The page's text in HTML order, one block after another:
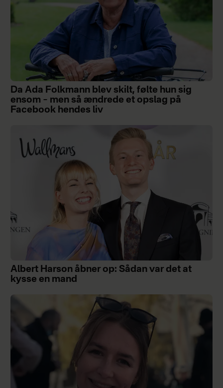
Da Ada Folkmann blev skilt, følte hun sig
ensom – men så ændrede et opslag på
Facebook hendes liv
Albert Harson åbner op: Sådan var det at
kysse en mand